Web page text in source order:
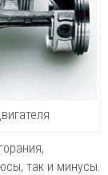
так и минусы.